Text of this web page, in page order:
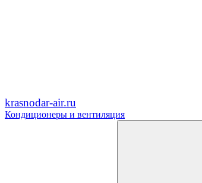
krasnodar-air.ru
Кондиционеры и вентиляция